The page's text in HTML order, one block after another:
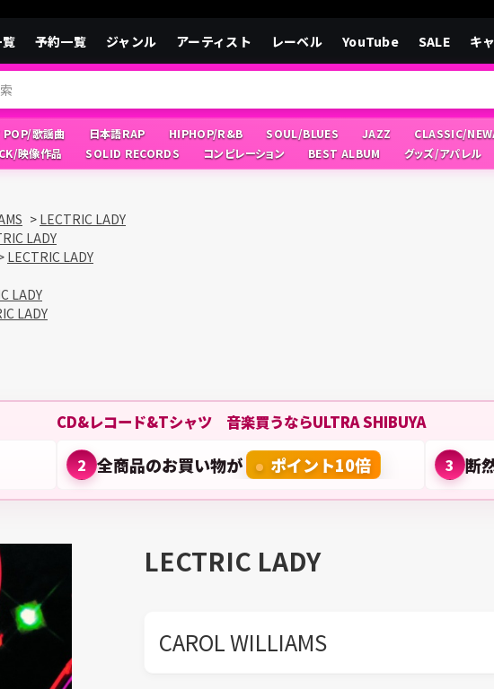
予約一覧 ジャンル アーティスト レーベル YouTube SALE キ
POP/歌謡曲 日本語RAP HIPHOP/R&B SOUL/BLUES JAZZ CLASSIC/
映像作品
SOLID RECORDS コンピレーション BEST ALBUM グッズ/アパレル
> LECTRIC LADY
LADY
LECTRIC LADY
LADY
LADY
CD&レコード&Tシャツ 音楽買うならULTRA SHIBUYA
2 全商品のお買い物が ポイント10倍 3 断
LECTRIC LADY
CAROL WILLIAMS